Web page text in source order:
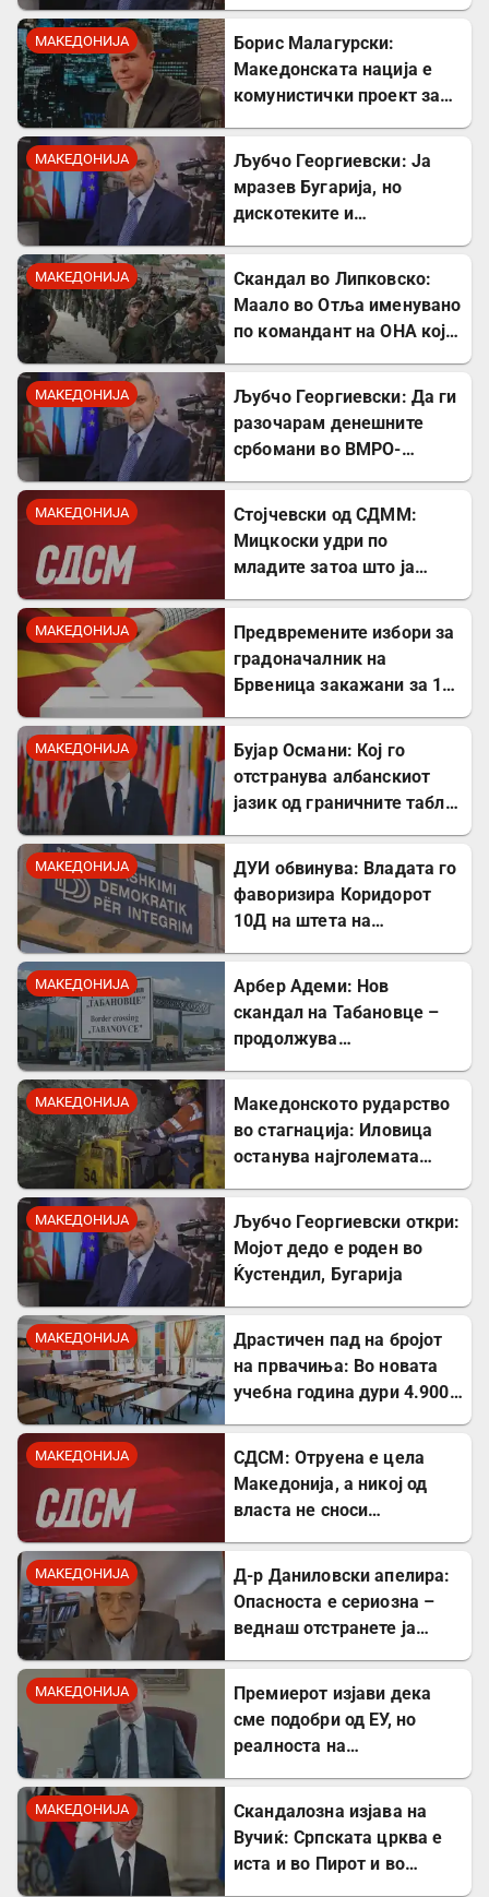
МАКЕДОНИЈА
Борис Малагурски:
Македонската нација е
комунистички проект за
МАКЕДОНИЈА
Љубчо Георгиевски: Ја
мразев Бугарија, но
дискотеките и
сликата
МАКЕДОНИЈА
Скандал во Липковско:
Маало во Отља именувано
по командант на ОНА кој
МАКЕДОНИЈА
Љубчо Георгиевски: Да ги
разочарам денешните
србомани во ВМРО-
Драган Богдановски беа
против Србославија
МАКЕДОНИЈА
Стојчевски од СДММ:
Мицкоски удри по
младите затоа што ја
МАКЕДОНИЈА
Предвремените избори за
градоначалник на
Брвеница закажани за 18
МАКЕДОНИЈА
Бујар Османи: Кој го
отстранува албанскиот
јазик од граничните табли,
МАКЕДОНИЈА
ДУИ обвинува: Владата го
фаворизира Коридорот
10Д на штета на
МАКЕДОНИЈА
Арбер Адеми: Нов
скандал на Табановце –
продолжува
МАКЕДОНИЈА
Македонското рударство
во стагнација: Иловица
останува најголемата
МАКЕДОНИЈА
Љубчо Георгиевски откри:
Мојот дедо е роден во
Ќустендил, Бугарија
МАКЕДОНИЈА
Драстичен пад на бројот
на првачиња: Во новата
учебна година дури 4.900
МАКЕДОНИЈА
СДСМ: Отруена е цела
Македонија, а никој од
власта не сноси
МАКЕДОНИЈА
Д-р Даниловски апелира:
Опасноста е сериозна –
веднаш отстранете ја
западнонилска треска!
МАКЕДОНИЈА
Премиерот изјави дека
сме подобри од ЕУ, но
реалноста на
МАКЕДОНИЈА
Скандалозна изјава на
Вучиќ: Српската црква е
иста и во Пирот и во